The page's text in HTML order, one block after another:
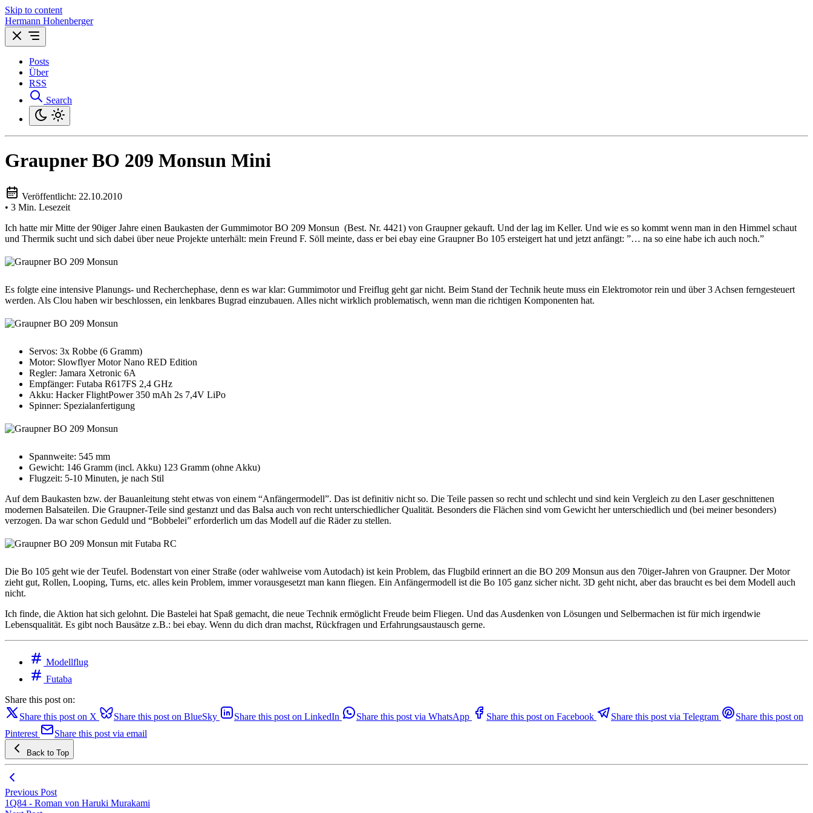
Skip to content
Hermann Hohenberger
Posts
Über
RSS
Search
Graupner BO 209 Monsun Mini
Veröffentlicht: 22.10.2010
• 3 Min. Lesezeit
Ich hatte mir Mitte der 90iger Jahre einen Baukasten der Gummimotor BO 209 Monsun (Best. Nr. 4421) von Graupner gekauft. Und der lag im Keller. Und wie es so kommt wenn man in den Himmel schaut
und Thermik sucht und sich dabei über neue Projekte unterhält: mein Freund F. Söll meinte, dass er bei ebay eine Graupner Bo 105 ersteigert hat und jetzt anfängt: ”… na so eine habe ich auch noch.”
Es folgte eine intensive Planungs- und Recherchephase, denn es war klar: Gummimotor und Freiflug geht gar nicht. Beim Stand der Technik heute muss ein Elektromotor rein und über 3 Achsen ferngesteuert
werden. Als Clou haben wir beschlossen, ein lenkbares Bugrad einzubauen. Alles nicht wirklich problematisch, wenn man die richtigen Komponenten hat.
Servos: 3x Robbe (6 Gramm)
Motor: Slowflyer Motor Nano RED Edition
Regler: Jamara Xetronic 6A
Empfänger: Futaba R617FS 2,4 GHz
Akku: Hacker FlightPower 350 mAh 2s 7,4V LiPo
Spinner: Spezialanfertigung
Spannweite: 545 mm
Gewicht: 146 Gramm (incl. Akku) 123 Gramm (ohne Akku)
Flugzeit: 5-10 Minuten, je nach Stil
Auf dem Baukasten bzw. der Bauanleitung steht etwas von einem “Anfängermodell”. Das ist definitiv nicht so. Die Teile passen so recht und schlecht und sind kein Vergleich zu den Laser geschnittenen
modernen Balsateilen. Die Graupner-Teile sind gestanzt und das Balsa auch von recht unterschiedlicher Qualität. Besonders die Flächen sind vom Gewicht her unterschiedlich und (bei meiner besonders)
verzogen. Da war schon Geduld und “Bobbelei” erforderlich um das Modell auf die Räder zu stellen.
Die Bo 105 geht wie der Teufel. Bodenstart von einer Straße (oder wahlweise vom Autodach) ist kein Problem, das Flugbild erinnert an die BO 209 Monsun aus den 70iger-Jahren von Graupner. Der Motor
zieht gut, Rollen, Looping, Turns, etc. alles kein Problem, immer vorausgesetzt man kann fliegen. Ein Anfängermodell ist die Bo 105 ganz sicher nicht. 3D geht nicht, aber das braucht es bei dem Modell auch
nicht.
Ich finde, die Aktion hat sich gelohnt. Die Bastelei hat Spaß gemacht, die neue Technik ermöglicht Freude beim Fliegen. Und das Ausdenken von Lösungen und Selbermachen ist für mich irgendwie
Lebensqualität. Es gibt noch Bausätze z.B.: bei ebay. Wenn du dich dran machst, Rückfragen und Erfahrungsaustausch gerne.
Modellflug
Futaba
Share this post on:
Share this post on X
Share this post on BlueSky Share this post on LinkedIn Share this post via WhatsApp Share this post on Facebook Share this post via Telegram
Share this post on
Pinterest
Share this post via email
Back to Top
Previous Post
1Q84 - Roman von Haruki Murakami